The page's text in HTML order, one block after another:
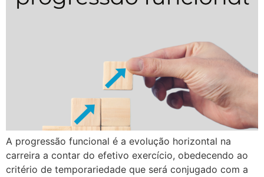
A progressão funcional é a evolução horizontal na
carreira a contar do efetivo exercício, obedecendo ao
critério de temporariedade que será conjugado com a